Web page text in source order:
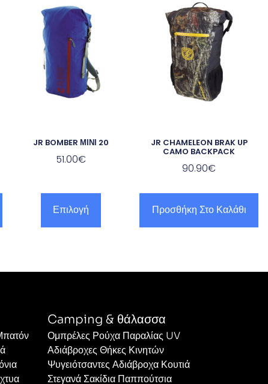
JR BOMBER ΜΙΝΙ 20
51.00€
Επιλογή
JR CHAMELEON BRAK UP
CAMO BACKPACK
90.90€
Προσθήκη Στο Καλάθι
Camping & θάλασσα
Ομπρέλες Ρούχα Παραλίας UV
Αδιάβροχες Θήκες Κινητών
Ψυγειότσαντες Αδιάβροχα Κουτιά
Στεγανά Σακίδια Παππούτσια